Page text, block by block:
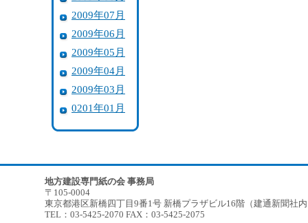
2009年07月
2009年06月
2009年05月
2009年04月
2009年03月
0201年01月
地方建設専門紙の会 事務局
〒105-0004
東京都港区新橋四丁目9番1号 新橋プラザビル16階（建通新聞社
TEL：03-5425-2070 FAX：03-5425-2075